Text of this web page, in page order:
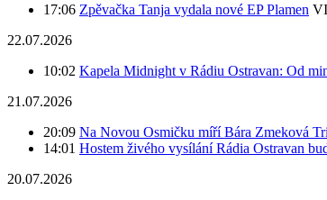
17:06 Zpěvačka Tanja vydala nové EP Plamen
22.07.2026
10:02 Kapela Midnight v Rádiu Ostravan: Od
21.07.2026
20:09 Na Novou Osmičku míří Bára Zmeková
14:01 Hostem živého vysílání Rádia Ostravan
20.07.2026